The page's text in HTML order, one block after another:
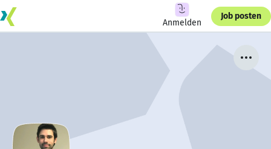
Anmelden
Job posten